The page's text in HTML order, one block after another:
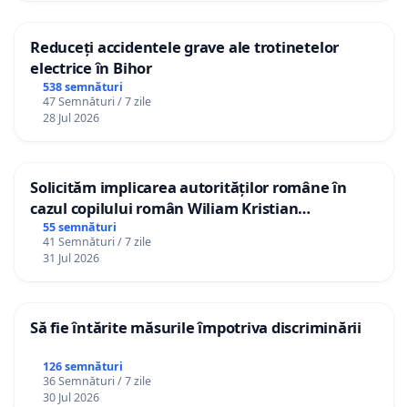
Reduceți accidentele grave ale trotinetelor
electrice în Bihor
538 semnături
47 Semnături / 7 zile
28 Jul 2026
Solicităm implicarea autorităților române în
cazul copilului român Wiliam Kristian
Gheorghe, aflat în plasament în Danemarca de
12 ani
55 semnături
41 Semnături / 7 zile
31 Jul 2026
Să fie întărite măsurile împotriva discriminării
126 semnături
36 Semnături / 7 zile
30 Jul 2026